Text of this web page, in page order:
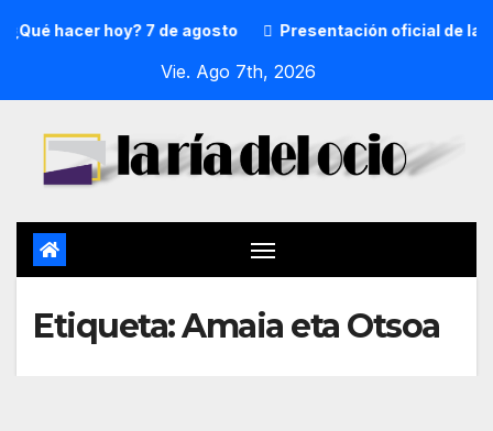
hacer hoy? 7 de agosto Presentación oficial de la
Vie. Ago 7th, 2026
Etiqueta:Amaia eta Otsoa